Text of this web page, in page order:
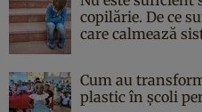
copilărie. De ce
care calmează
Cum au
plastic în școli